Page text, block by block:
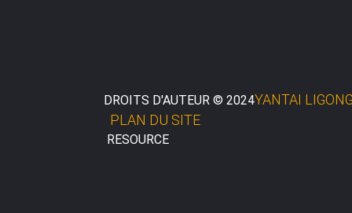
DROITS D'AUTEUR © 2024YANTAI
PLAN DU SITE
RESOURCE